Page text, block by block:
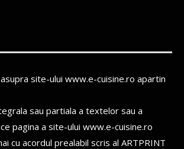
site-ului www.e-cuisine.ro apartin
sau partiala a textelor sau a
pagina a site-ului www.e-cuisine.ro
cu acordul prealabil scris al ARTPRINT